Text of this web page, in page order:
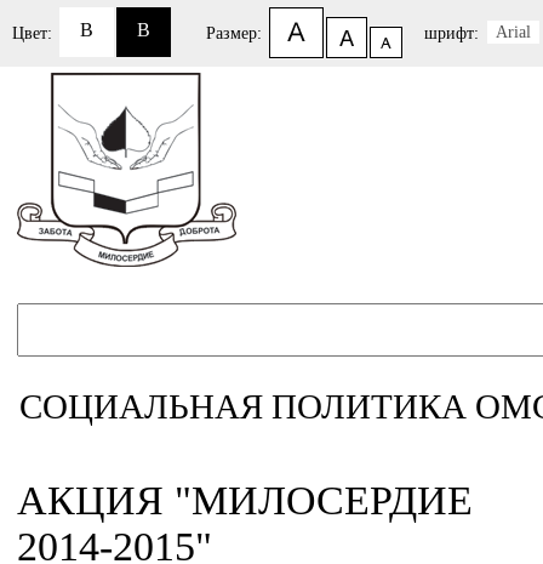
Цвет: B B Размер: шрифт: Arial
СОЦИАЛЬНАЯ ПОЛИТИКА
АКЦИЯ "МИЛОСЕРДИЕ
2014-2015"